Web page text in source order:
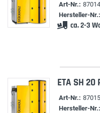
Art-Nr.:
Hersteller-Nr.:
ca. 2-3
ETA SH 20
Art-Nr.:
Hersteller-Nr.: